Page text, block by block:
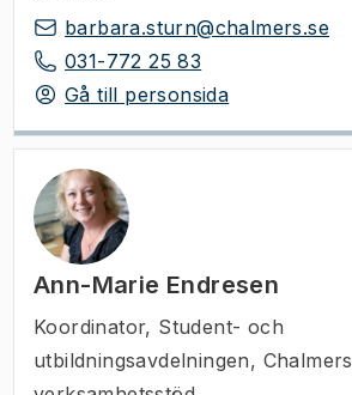
barbara.sturn@chalmers.se
031-772 25 83
Gå till personsida
Ann-Marie Endresen
Koordinator, Student- och
utbildningsavdelningen, Chalmers